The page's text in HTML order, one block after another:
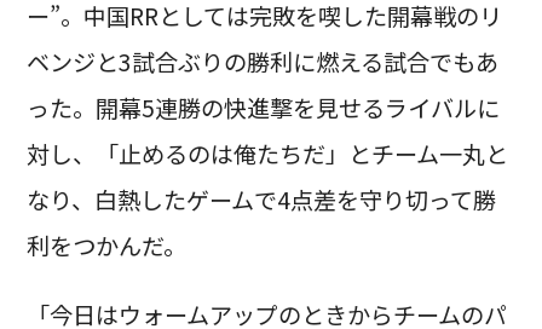
ー”。中国RRとしては完敗を喫した開幕戦のリ
ベンジと3試合ぶりの勝利に燃える試合でもあ
った。開幕5連勝の快進撃を見せるライバルに
対し、「止めるのは俺たちだ」とチーム一丸と
なり、白熱したゲームで4点差を守り切って勝
利をつかんだ。
「今日はウォームアップのときからチームのパ